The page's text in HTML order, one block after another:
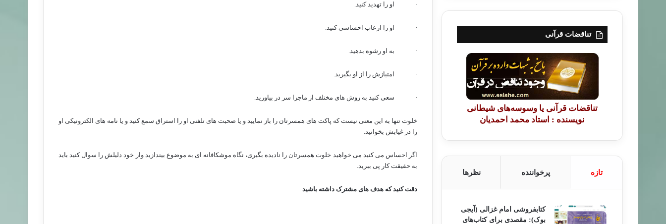
· او را تهدید کنید.
· او را ارعاب احساسی کنید.
· به او رشوه بدهید.
· امتیازش را از او بگیرید.
· سعی کنید به روش های مختلف از ماجرا سر در بیاورید.
خلوت تنها به این معنی نیست که پاکت های همسرتان را باز نمایید و یا صحبت های تلفنی او را استراق سمع کنید و یا نامه های الکترونیکی او
را در غیابش بخوانید.
اگر احساس می کنید می خواهید خلوت همسرتان را نادیده بگیری، نگاه موشکافانه ای به موضوع بیندازید واز خود دلیلش را سوال کنید باید
به حقیقت کار پی ببرید.
دقت کنید که هدف های مشترک داشته باشید
تناقضات قرآنی
تناقضات قرآنی یا وسوسه‌های شیطانی
نویسنده : استاد محمد احمدیان
تازه پرخواننده نظرها
کتابفروشی امام غزالی (آیجی
بوک): مقصدی برای کتاب‌های